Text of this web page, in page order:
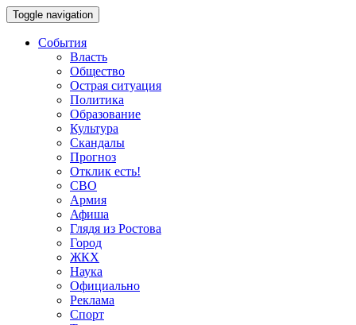
Toggle navigation
События
Власть
Общество
Острая ситуация
Политика
Образование
Культура
Скандалы
Прогноз
Отклик есть!
СВО
Армия
Афиша
Глядя из Ростова
Город
ЖКХ
Наука
Официально
Реклама
Спорт